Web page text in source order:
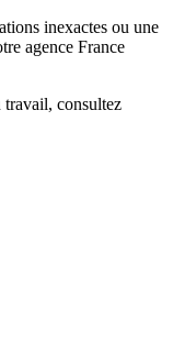
inexactes ou une
agence France
travail, consultez